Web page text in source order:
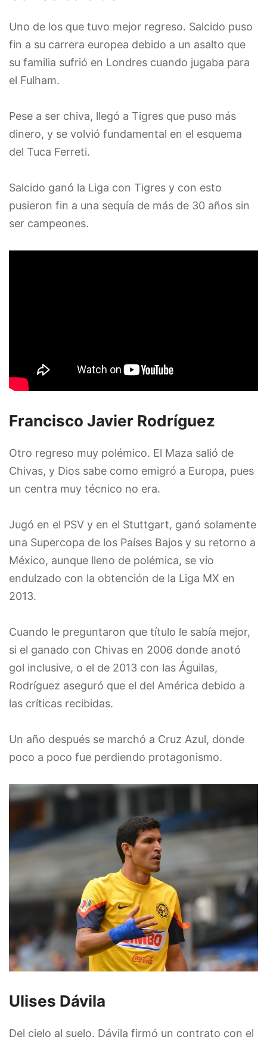
Uno de los que tuvo mejor regreso. Salcido puso
fin a su carrera europea debido a un asalto que
su familia sufrió en Londres cuando jugaba para
el Fulham.
Pese a ser chiva, llegó a Tigres que puso más
dinero, y se volvió fundamental en el esquema
del Tuca Ferreti.
Salcido ganó la Liga con Tigres y con esto
pusieron fin a una sequía de más de 30 años sin
ser campeones.
Francisco Javier Rodríguez
Otro regreso muy polémico. El Maza salió de
Chivas, y Dios sabe como emigró a Europa, pues
un centra muy técnico no era.
Jugó en el PSV y en el Stuttgart, ganó solamente
una Supercopa de los Países Bajos y su retorno a
México, aunque lleno de polémica, se vio
endulzado con la obtención de la Liga MX en
2013.
Cuando le preguntaron que título le sabía mejor,
si el ganado con Chivas en 2006 donde anotó
gol inclusive, o el de 2013 con las Águilas,
Rodríguez aseguró que el del América debido a
las críticas recibidas.
Un año después se marchó a Cruz Azul, donde
poco a poco fue perdiendo protagonismo.
Ulises Dávila
Del cielo al suelo. Dávila firmó un contrato con el